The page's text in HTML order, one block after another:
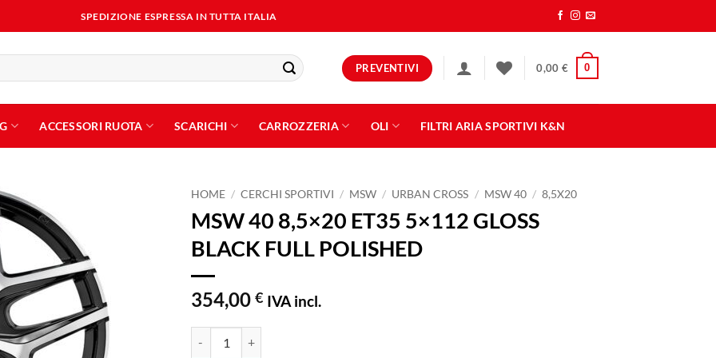
SPEDIZIONE ESPRESSA IN TUTTA ITALIA
PREVENTIVI 0,00 € 0
ACCESSORI RUOTA SCARICHI CARROZZERIA OLI FILTRI ARIA SPORTIVI K&N
HOME / CERCHI SPORTIVI / MSW / URBAN CROSS / MSW 40 / 8,5X20
MSW 40 8,5×20 ET35 5×112 GLOSS
BLACK FULL POLISHED
354,00 € IVA incl.